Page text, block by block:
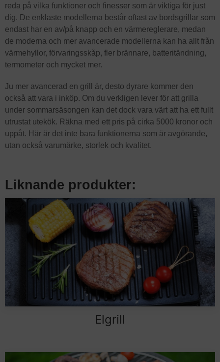
reda på vilka funktioner och finesser som är viktiga för just
dig. De enklaste modellerna består oftast av bordsgrillar som
endast har en av/på knapp och en värmereglerare, medan
de moderna och mer avancerade modellerna kan ha allt från
värmehyllor, förvaringsskåp, fler brännare, batteritändning,
termometer och mycket mer.
Ju mer avancerad en grill är, desto dyrare kommer den
också att vara i inköp. Om du verkligen lever för att grilla
under sommarsäsongen kan det dock vara värt att ha ett fullt
utrustat utekök. Räkna med ett pris på cirka 5000 kronor och
uppåt. Här är det inte bara funktionerna som är avgörande,
utan också varumärke, storlek och kvalitet.
Liknande produkter:
Elgrill